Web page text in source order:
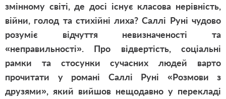
змінному світі, де досі існує класова нерівність,
війни, голод та стихійні лиха? Саллі Руні чудово
розуміє відчуття невизначеності та
«неправильності». Про відвертість, соціальні
рамки та стосунки сучасних людей варто
прочитати у романі Саллі Руні «Розмови з
друзями», який вийшов нещодавно у перекладі